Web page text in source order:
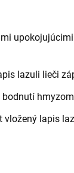
lazuli lieči
bodnutí hmyzom
vložený lapis